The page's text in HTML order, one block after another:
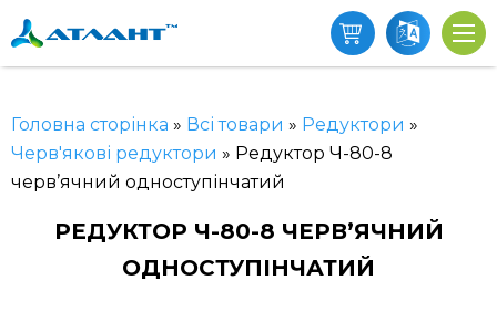
Головна сторінка » Всі товари » Редуктори »
Черв'якові редуктори » Редуктор Ч-80-8
черв’ячний одноступінчатий
РЕДУКТОР Ч-80-8 ЧЕРВ’ЯЧНИЙ
ОДНОСТУПІНЧАТИЙ